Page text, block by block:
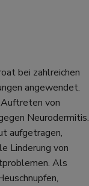
bei zahlreichen
angewendet.
von
Neurodermitis.
aufgetragen,
Linderung von
Als